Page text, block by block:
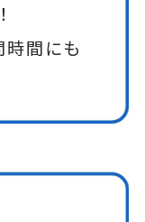
間にも